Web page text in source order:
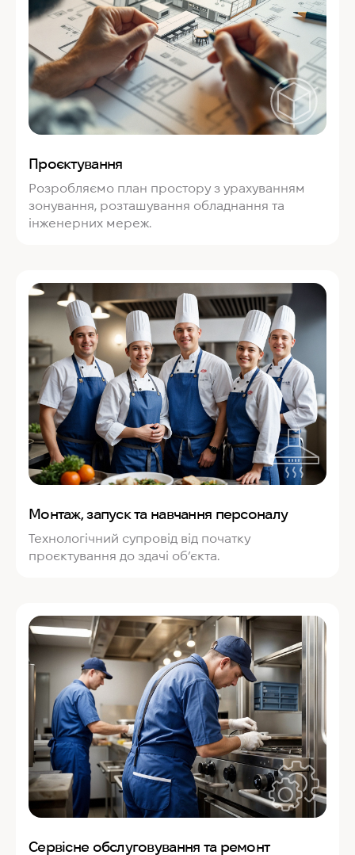
Проєктування
Розробляємо план простору з урахуванням
зонування, розташування обладнання та
інженерних мереж.
Монтаж, запуск та навчання персоналу
Технологічний супровід від початку
проєктування до здачі об’єкта.
Сервісне обслуговування та ремонт